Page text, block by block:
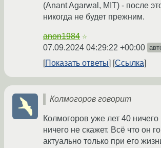
(Anant Agarwal, MIT) - после
никогда не будет прежним.
anon1984 ☆
07.09.2024 04:29:22 +00:00
Показать ответы Ссылка
Колмогоров говорит
Колмогоров уже лет 40 ничего
ничего не скажет. Всё что он
актуально только при его